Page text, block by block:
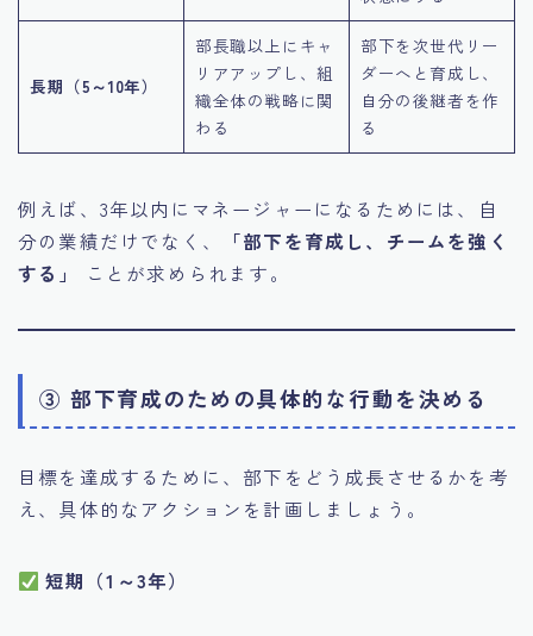
長期（5～10年）
部長職以上にキャ
リアアップし、組
織全体の戦略に関
わる
部下を次世代リー
ダーへと育成し、
自分の後継者を作
る
例えば、3年以内にマネージャーになるためには、自
分の業績だけでなく、
「部下を育成し、チームを強く
する」
ことが求められます。
③ 部下育成のための具体的な行動を決める
目標を達成するために、部下をどう成長させるかを考
え、具体的なアクションを計画しましょう。
短期（1～3年）